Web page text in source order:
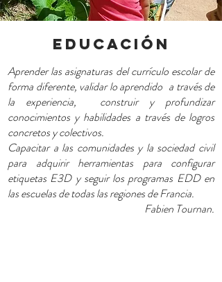
educación
Aprender las asignaturas del currículo escolar de
forma diferente, validar lo aprendido a través de
la experiencia,
construir y profundizar
conocimientos y habilidades a través de logros
concretos y colectivos.
Capacitar a las comunidades y la sociedad civil
para adquirir herramientas para configurar
etiquetas E3D y seguir los programas EDD en
las escuelas de todas las regiones de Francia.
Fabien Tournan.